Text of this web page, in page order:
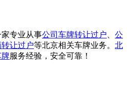
专业从事公司车牌转让过户
公
让过户等北京相关车牌业务。 北
牌服务经验，安全可靠！